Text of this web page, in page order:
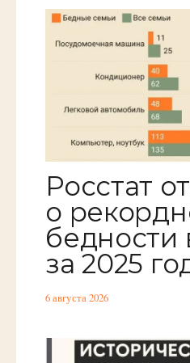
Росстат
о
бедности
за 2025
6 августа 2026